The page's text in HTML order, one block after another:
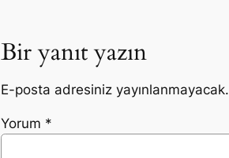
Bir yanıt yazın
E-posta adresiniz yayınlanmayacak.
Yorum *